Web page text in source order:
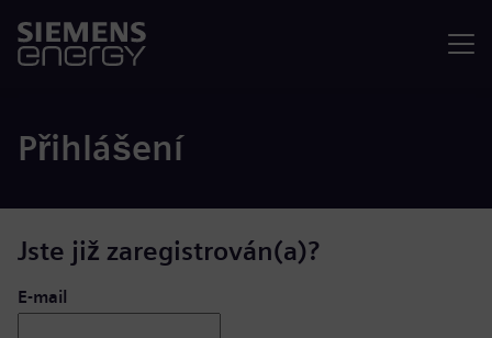
Přihlášení
Jste již zaregistrován(a)?
Přihlášení: uživatel a heslo
E-mail